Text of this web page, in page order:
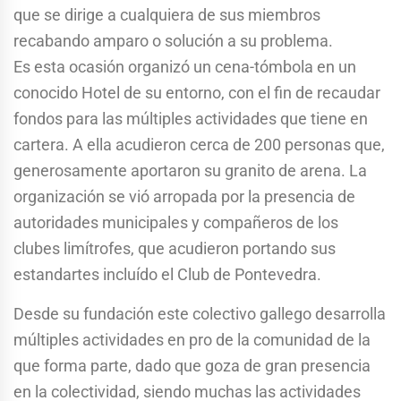
que se dirige a cualquiera de sus miembros
recabando amparo o solución a su problema.
Es esta ocasión organizó un cena-tómbola en un
conocido Hotel de su entorno, con el fin de recaudar
fondos para las múltiples actividades que tiene en
cartera. A ella acudieron cerca de 200 personas que,
generosamente aportaron su granito de arena. La
organización se vió arropada por la presencia de
autoridades municipales y compañeros de los
clubes limítrofes, que acudieron portando sus
estandartes incluído el Club de Pontevedra.
Desde su fundación este colectivo gallego desarrolla
múltiples actividades en pro de la comunidad de la
que forma parte, dado que goza de gran presencia
en la colectividad, siendo muchas las actividades